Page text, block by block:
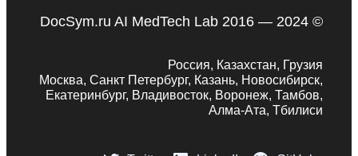
DocSym.ru AI MedTech Lab 2016 — 2024 ©
Россия, Казахстан, Грузия
Москва, Санкт Петербург, Казань, Новосибирск,
Екатеринбург, Владивосток, Воронеж, Тамбов,
Алма-Ата, Тбилиси